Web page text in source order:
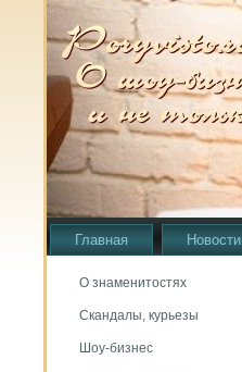
Главная Новости
О знаменитостях
Скандалы, курьезы
Шоу-бизнес